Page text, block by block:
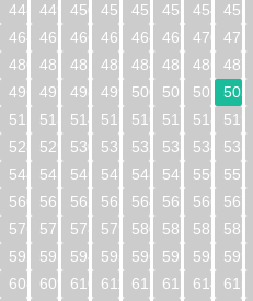
448
449 450 451 452 453 454 455
464
465 466 467 468 469 470 471
480
481 482 483 484 485 486 487
496
497 498 499 500 501 502 503
512
513 514 515 516 517 518 519
528
529 530 531 532 533 534 535
544
545 546 547 548 549 550 551
560
561 562 563 564 565 566 567
576
577 578 579 580 581 582 583
592
593 594 595 596 597 598 599
608
609 610 611 612 613 614 615